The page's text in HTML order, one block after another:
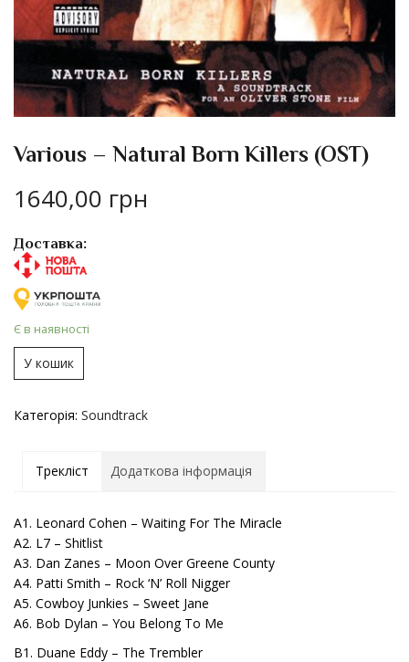
Various – Natural Born Killers (OST)
1640,00 грн
Доставка:
Є в наявності
У кошик
Категорія: Soundtrack
Трекліст Додаткова інформація
A1. Leonard Cohen – Waiting For The Miracle
A2. L7 – Shitlist
A3. Dan Zanes – Moon Over Greene County
A4. Patti Smith – Rock ‘N’ Roll Nigger
A5. Cowboy Junkies – Sweet Jane
A6. Bob Dylan – You Belong To Me
B1. Duane Eddy – The Trembler